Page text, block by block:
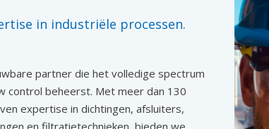
in industriële processen.
partner die het volledige spectrum
control beheerst. Met meer dan 130
expertise in dichtingen, afsluiters,